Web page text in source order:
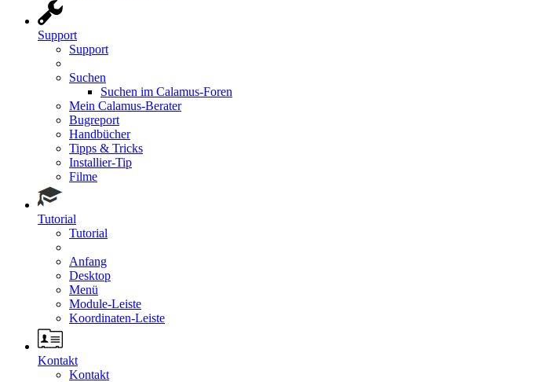
Support
Support
Suchen
Suchen im Calamus-Foren
Mein Calamus-Berater
Bugreport
Handbücher
Tipps & Tricks
Installier-Tip
Filme
Tutorial
Tutorial
Anfang
Desktop
Menü
Module-Leiste
Koordinaten-Leiste
Kontakt
Kontakt